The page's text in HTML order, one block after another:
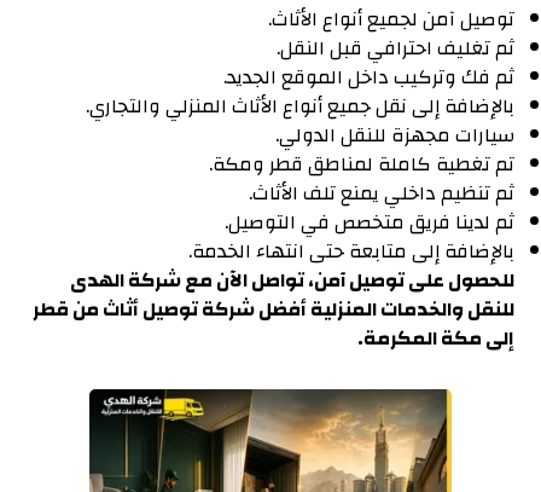
توصيل آمن لجميع أنواع الأثاث.
ثم تغليف احترافي قبل النقل.
ثم فك وتركيب داخل الموقع الجديد.
بالإضافة إلى نقل جميع أنواع الأثاث المنزلي والتجاري.
سيارات مجهزة للنقل الدولي.
تم تغطية كاملة لمناطق قطر ومكة.
ثم تنظيم داخلي يمنع تلف الأثاث.
ثم لدينا فريق متخصص في التوصيل.
بالإضافة إلى متابعة حتى انتهاء الخدمة.
للحصول على توصيل آمن، تواصل الآن مع شركة الهدى
للنقل والخدمات المنزلية أفضل شركة توصيل أثاث من قطر
إلى مكة المكرمة.